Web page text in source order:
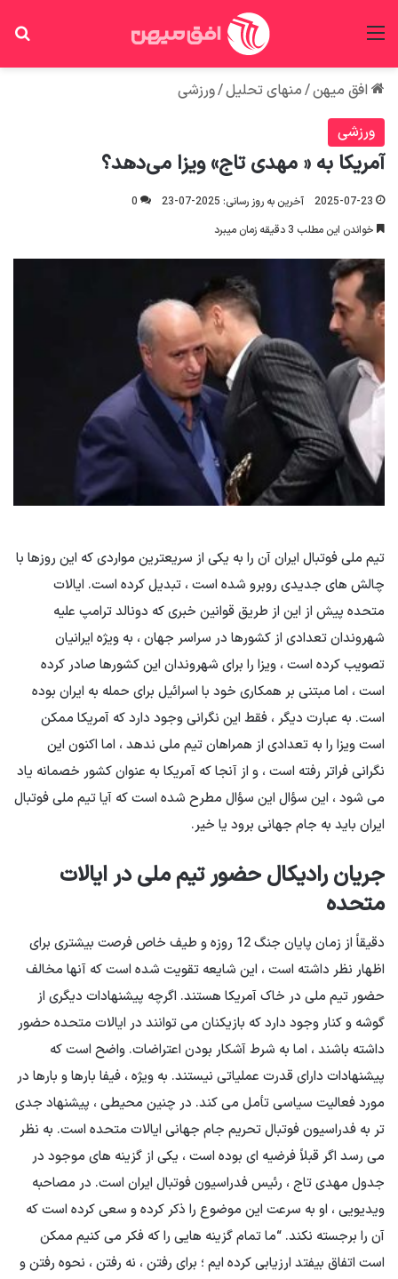
افق میهن/منهای تحلیل/ورزشی
ورزشی
آمریکا به « مهدی تاج» ویزا می‌دهد؟
2025-07-23 آخرین به روز رسانی: 2025-07-23
0
خواندن این مطلب 3 دقیقه زمان میبرد
تیم ملی فوتبال ایران آن را به یکی از سریعترین مواردی که این روزها با
چالش های جدیدی روبرو شده است ، تبدیل کرده است. ایالات
متحده پیش از این از طریق قوانین خبری که دونالد ترامپ علیه
شهروندان تعدادی از کشورها در سراسر جهان ، به ویژه ایرانیان
تصویب کرده است ، ویزا را برای شهروندان این کشورها صادر کرده
است ، اما مبتنی بر همکاری خود با اسرائیل برای حمله به ایران بوده
است. به عبارت دیگر ، فقط این نگرانی وجود دارد كه آمریكا ممكن
است ویزا را به تعدادی از همراهان تیم ملی ندهد ، اما اکنون این
نگرانی فراتر رفته است ، و از آنجا كه آمریكا به عنوان كشور خصمانه یاد
می شود ، این سؤال این سؤال مطرح شده است كه آیا تیم ملی فوتبال
ایران باید به جام جهانی برود یا خیر.
جریان رادیکال حضور تیم ملی در ایالات
متحده
دقیقاً از زمان پایان جنگ 12 روزه و طیف خاص فرصت بیشتری برای
اظهار نظر داشته است ، این شایعه تقویت شده است که آنها مخالف
حضور تیم ملی در خاک آمریکا هستند. اگرچه پیشنهادات دیگری از
گوشه و کنار وجود دارد که بازیکنان می توانند در ایالات متحده حضور
داشته باشند ، اما به شرط آشکار بودن اعتراضات. واضح است که
پیشنهادات دارای قدرت عملیاتی نیستند. به ویژه ، فیفا بارها و بارها در
مورد فعالیت سیاسی تأمل می کند. در چنین محیطی ، پیشنهاد جدی
تر به فدراسیون فوتبال تحریم جام جهانی ایالات متحده است. به نظر
می رسد اگر قبلاً فرضیه ای بوده است ، یکی از گزینه های موجود در
جدول مهدی تاج ، رئیس فدراسیون فوتبال ایران است. در مصاحبه
ویدیویی ، او به سرعت این موضوع را ذکر کرده و سعی کرده است که
آن را برجسته نکند. “ما تمام گزینه هایی را که فکر می کنیم ممکن
است اتفاق بیفتد ارزیابی کرده ایم ؛ برای رفتن ، نه رفتن ، نحوه رفتن و